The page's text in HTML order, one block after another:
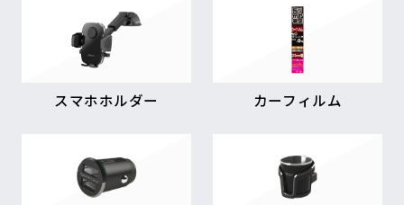
スマホホルダー カーフィルム